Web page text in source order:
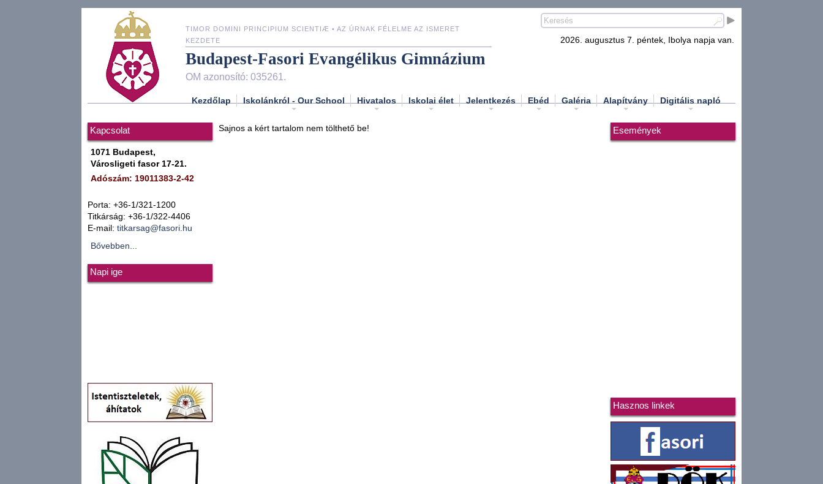
TIMOR DOMINI PRINCIPIUM SCIENTIÆ • AZ ÚRNAK FÉLELME AZ ISMERET
KEZDETE
Budapest-Fasori Evangélikus Gimnázium
OM azonosító: 035261.
2026. augusztus 7. péntek, Ibolya napja van.
Kezdőlap Iskolánkról - Our School Hivatalos Iskolai élet Jelentkezés Ebéd Galéria Alapítvány Digitális napló
Kapcsolat
1071 Budapest,
Városligeti fasor 17-21.
Adószám: 19011383-2-42
Porta: +36-1/321-1200
Titkárság: +36-1/322-4406
E-mail: titkarsag@fasori.hu
Bővebben...
Napi ige
Sajnos a kért tartalom nem tölthető be! Események
Hasznos linkek